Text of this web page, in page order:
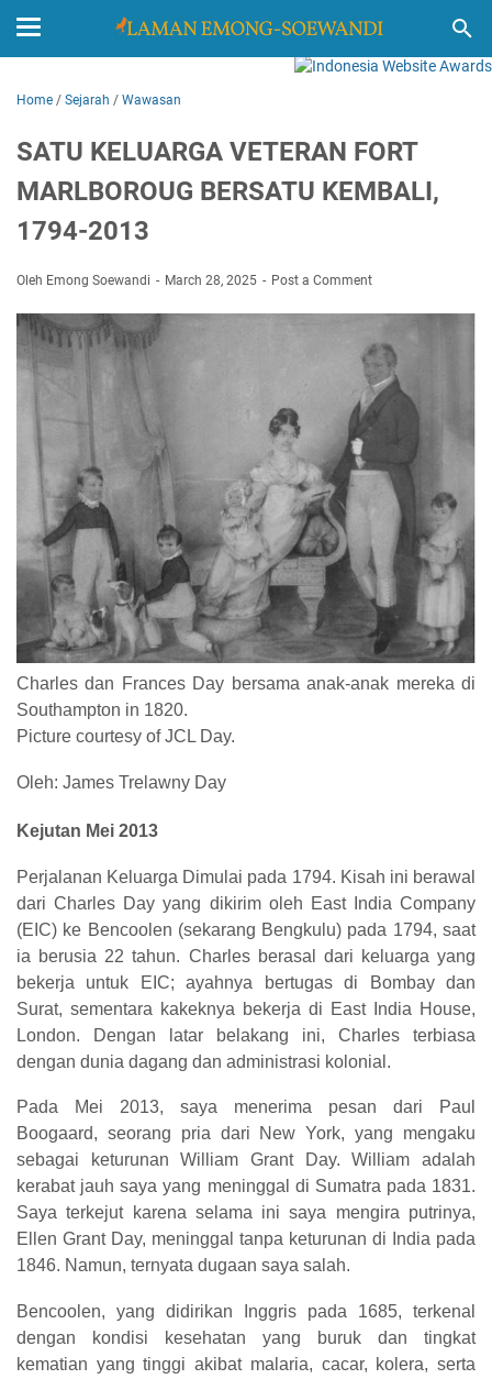
Home / Sejarah / Wawasan
SATU KELUARGA VETERAN FORT
MARLBOROUG BERSATU KEMBALI,
1794-2013
Oleh Emong Soewandi March 28, 2025 Post a Comment
Charles dan Frances Day bersama anak-anak mereka di
Southampton in 1820.
Picture courtesy of JCL Day.
Oleh: James Trelawny Day
Kejutan Mei 2013
Perjalanan Keluarga Dimulai pada 1794. Kisah ini berawal
dari Charles Day yang dikirim oleh East India Company
(EIC) ke Bencoolen (sekarang Bengkulu) pada 1794, saat
ia berusia 22 tahun. Charles berasal dari keluarga yang
bekerja untuk EIC; ayahnya bertugas di Bombay dan
Surat, sementara kakeknya bekerja di East India House,
London. Dengan latar belakang ini, Charles terbiasa
dengan dunia dagang dan administrasi kolonial.
Pada Mei 2013, saya menerima pesan dari Paul
Boogaard, seorang pria dari New York, yang mengaku
sebagai keturunan William Grant Day. William adalah
kerabat jauh saya yang meninggal di Sumatra pada 1831.
Saya terkejut karena selama ini saya mengira putrinya,
Ellen Grant Day, meninggal tanpa keturunan di India pada
1846. Namun, ternyata dugaan saya salah.
Bencoolen, yang didirikan Inggris pada 1685, terkenal
dengan kondisi kesehatan yang buruk dan tingkat
kematian yang tinggi akibat malaria, cacar, kolera, serta